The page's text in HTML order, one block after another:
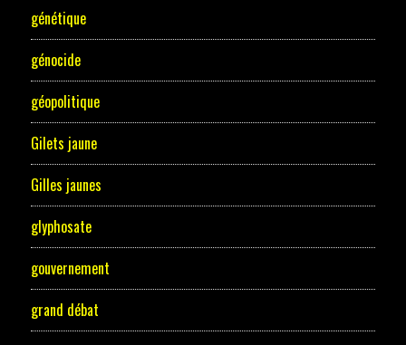
génétique
génocide
géopolitique
Gilets jaune
Gilles jaunes
glyphosate
gouvernement
grand débat